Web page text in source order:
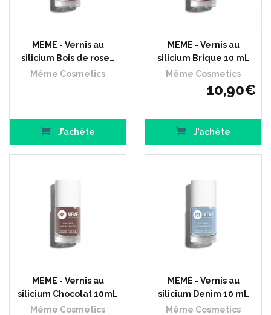
MEME - Vernis au
silicium Bois de rose…
Même Cosmetics
J’achète
MEME - Vernis au
silicium Brique 10 mL
Même Cosmetics
10,90€
J’achète
MEME - Vernis au
silicium Chocolat 10mL
Même Cosmetics
MEME - Vernis au
silicium Denim 10 mL
Même Cosmetics